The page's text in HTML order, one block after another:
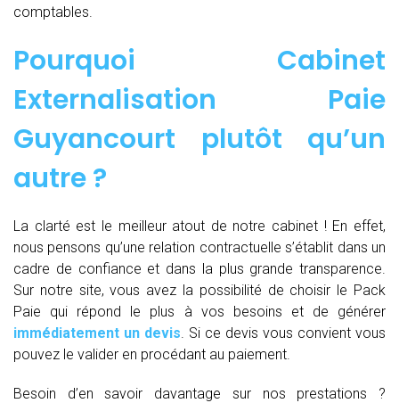
comptables.
Pourquoi Cabinet
Externalisation Paie
Guyancourt plutôt qu’un
autre ?
La clarté est le meilleur atout de notre cabinet ! En effet,
nous pensons qu’une relation contractuelle s’établit dans un
cadre de confiance et dans la plus grande transparence.
Sur notre site, vous avez la possibilité de choisir le Pack
Paie qui répond le plus à vos besoins et de générer
immédiatement un devis . Si ce devis vous convient vous
pouvez le valider en procédant au paiement.
Besoin d’en savoir davantage sur nos prestations ?